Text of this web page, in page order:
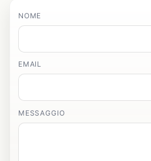
NOME
EMAIL
MESSAGGIO